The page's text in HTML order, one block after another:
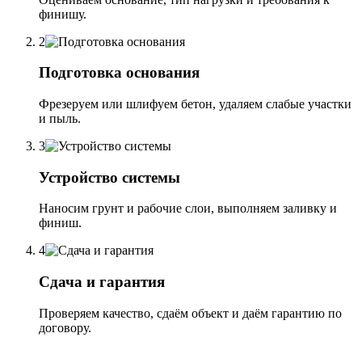
финишу.
2
Подготовка основания
Фрезеруем или шлифуем бетон, удаляем слабые участки
и пыль.
3
Устройство системы
Наносим грунт и рабочие слои, выполняем заливку и
финиш.
4
Сдача и гарантия
Проверяем качество, сдаём объект и даём гарантию по
договору.